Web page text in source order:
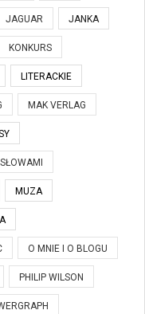
JAGUAR JANKA
KONKURS
LITERACKIE
MAK VERLAG
MUZA
O MNIE I O BLOGU
PHILIP WILSON